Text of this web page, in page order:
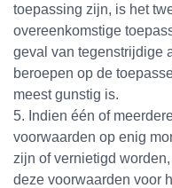
toepassing zijn, is het
overeenkomstige
geval van tegenstrijdige
beroepen op de
meest gunstig is.
5. Indien één of
voorwaarden op enig
zijn of vernietigd
deze voorwaarden voor